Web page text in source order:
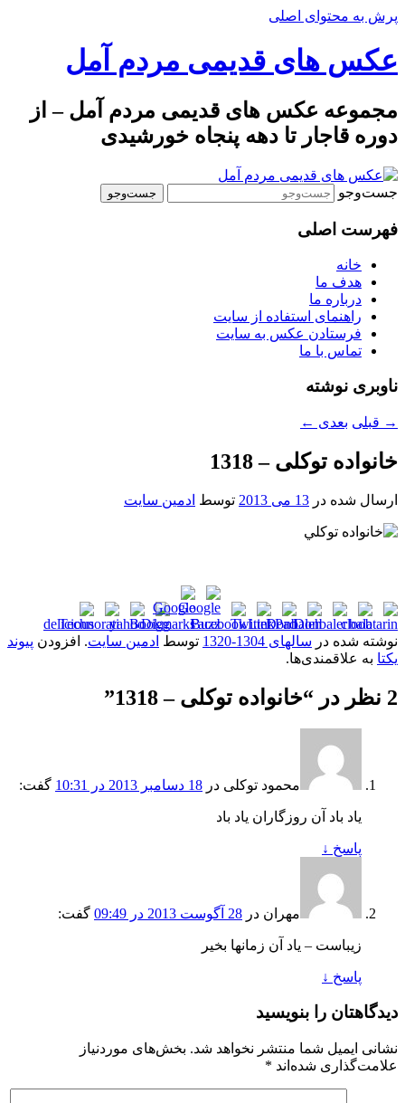
پرش به محتوای اصلی
عکس های قدیمی مردم آمل
مجموعه عکس های قدیمی مردم آمل – از
دوره قاجار تا دهه پنجاه خورشیدی
جست‌وجو
فهرست اصلی
خانه
هدف ما
درباره ما
راهنمای استفاده از سایت
فرستادن عکس به سایت
تماس با ما
ناوبری نوشته
→ قبلی بعدی ←
خانواده توکلی – 1318
ارسال شده در 13 می 2013 توسط ادمین سایت
نوشته شده در سالهای 1304-1320 توسط ادمین سایت. افزودن پیوند
یکتا به علاقمندی‌ها.
2 نظر در “ خانواده توکلی – 1318 ”
محمود توکلی در 18 دسامبر 2013 در 10:31 گفت:
یاد باد آن روزگاران یاد باد
پاسخ ↓
مهران در 28 آگوست 2013 در 09:49 گفت:
زیباست – یاد آن زمانها بخیر
پاسخ ↓
دیدگاهتان را بنویسید
نشانی ایمیل شما منتشر نخواهد شد. بخش‌های موردنیاز
علامت‌گذاری شده‌اند *